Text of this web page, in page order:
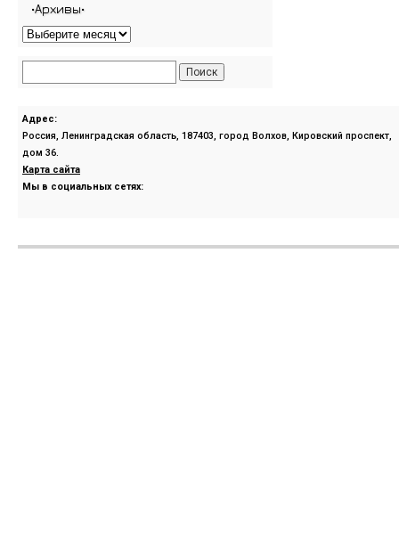
•Архивы•
Адрес:
Россия, Ленинградская область, 187403, город Волхов, Кировский проспект,
дом 36.
Карта сайта
Мы в социальных сетях: